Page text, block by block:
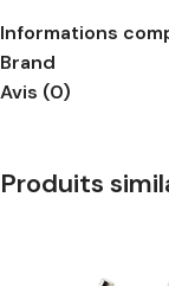
Informations
Brand
Avis (0)
Produits